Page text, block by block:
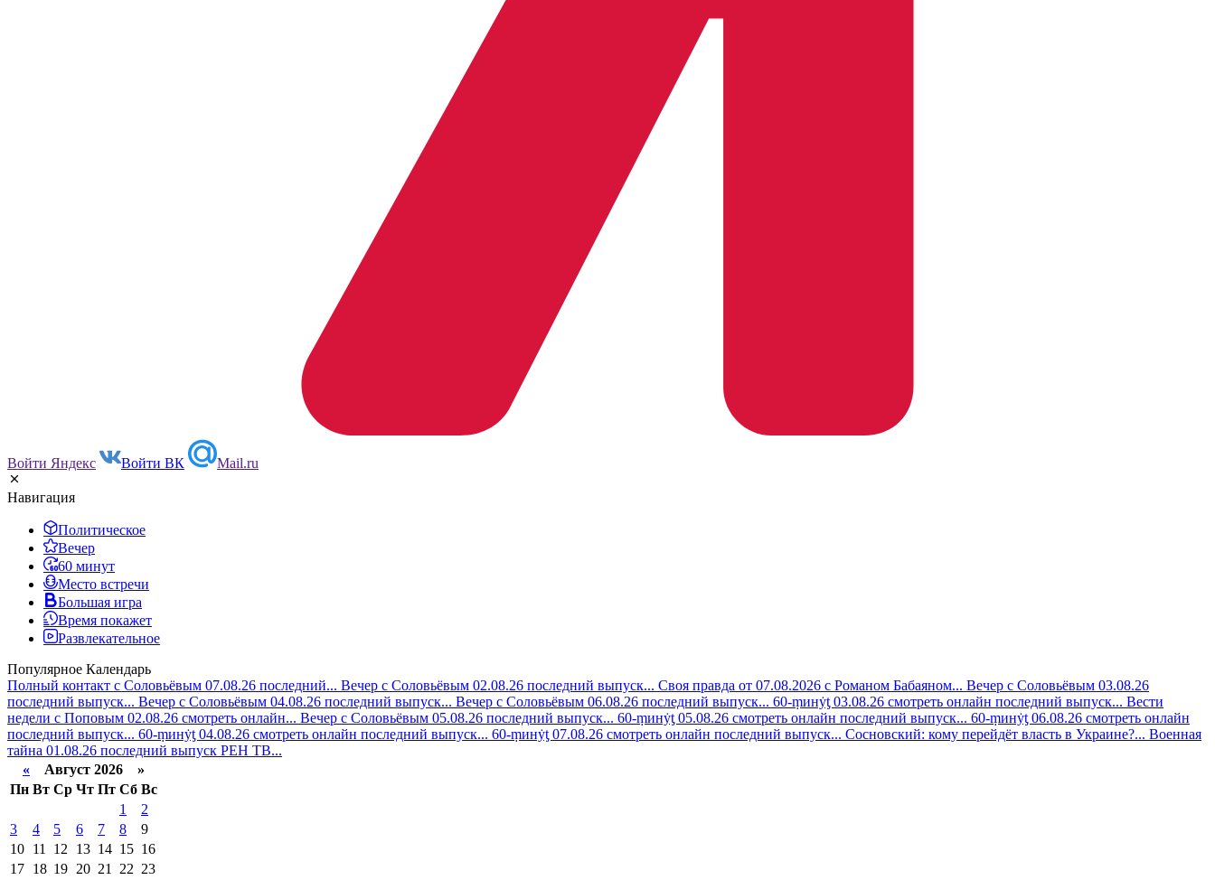
Войти Яндекс Войти ВК Mail.ru
Навигация
Политическое
Вечер
60 минут
Место встречи
Большая игра
Время покажет
Развлекательное
Популярное Календарь
Полный контакт с Соловьёвым 07.08.26 последний... Вечер с Соловьёвым 02.08.26 последний выпуск... Своя правда от 07.08.2026 с Романом Бабаяном... Вечер с Соловьёвым 03.08.26
последний выпуск... Вечер с Соловьёвым 04.08.26 последний выпуск... Вечер с Соловьёвым 06.08.26 последний выпуск... 60-ṃинẏƫ 03.08.26 смотреть онлайн последний выпуск... Вести
недели с Поповым 02.08.26 смотреть онлайн... Вечер с Соловьёвым 05.08.26 последний выпуск... 60-ṃинẏƫ 05.08.26 смотреть онлайн последний выпуск... 60-ṃинẏƫ 06.08.26 смотреть онлайн
последний выпуск... 60-ṃинẏƫ 04.08.26 смотреть онлайн последний выпуск... 60-ṃинẏƫ 07.08.26 смотреть онлайн последний выпуск... Сосновский: кому перейдёт власть в Украине?... Военная
тайна 01.08.26 последний выпуск РЕН ТВ...
« Август 2026 »
Пн Вт Ср Чт Пт Сб Вс
1
2
3
4 5 6 7 8
9
10 11 12 13 14 15 16
17 18 19 20 21 22 23